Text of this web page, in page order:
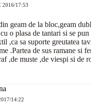
2016/17:53
geam de la bloc,geam
o plasa de tantari si se
,ca sa suporte greutatea
.Partea de sus ramane si
,de muste ,de viespi si de
14:22